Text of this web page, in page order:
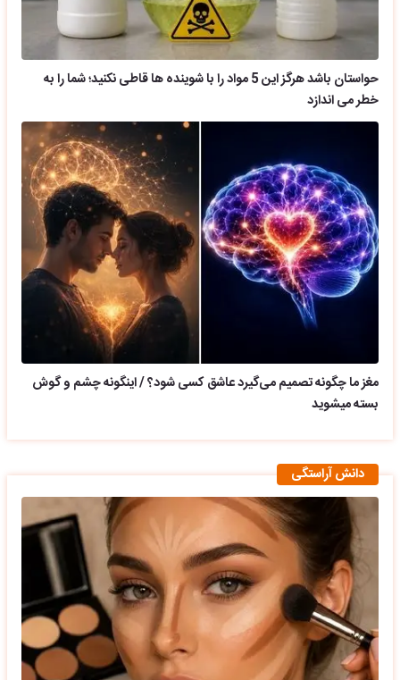
حواستان باشد هرگز این 5 مواد را با شوینده ها قاطی نکنید؛ شما را به
خطر می اندازد
مغز ما چگونه تصمیم می‌گیرد عاشق کسی شود؟ / اینگونه چشم و گوش
بسته میشوید
دانش آراستگی